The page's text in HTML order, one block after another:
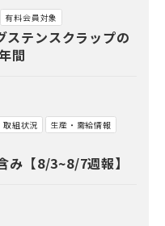
有料会員対象
ステンスクラップの
間
取組状況
生産・需給情報
み【8/3~8/7週報】